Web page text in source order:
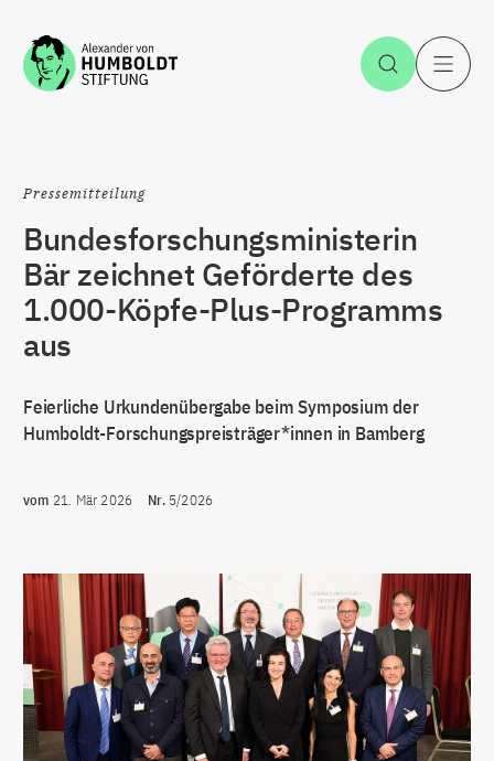
Zum Inhalt springen Suche
Pressemitteilung
Bundesforschungsministerin
Bär zeichnet Geförderte des
1.000-Köpfe-Plus-Programms
aus
Feierliche Urkundenübergabe beim Symposium der
Humboldt-Forschungspreisträger*innen in Bamberg
vom 21. Mär 2026 Nr.5/2026